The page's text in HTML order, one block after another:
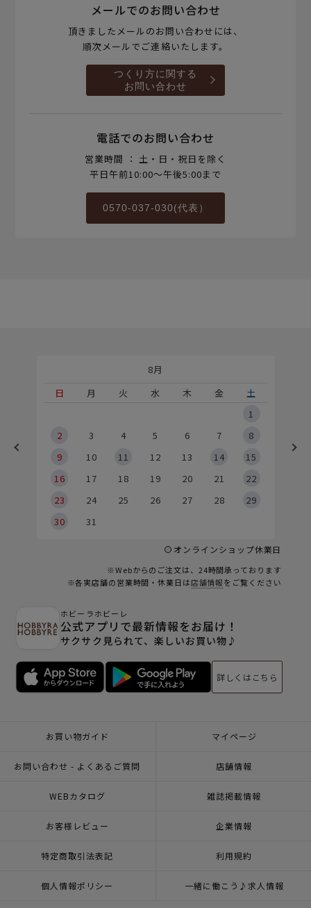
メールでのお問い合わせ
頂きましたメールのお問い合わせには、
順次メールでご連絡いたします。
つくり方に関する
お問い合わせ
電話でのお問い合わせ
営業時間 ： 土・日・祝日を除く
平日午前10:00～午後5:00まで
0570-037-030(代表）
8月
日
月 火 水 木 金
土
1
2
3 4 5 6 7
8
9
10 11 12 13 14
15
16
17 18 19 20 21
22
23
24 25 26 27 28
29
30
31
オンラインショップ休業日
※Webからのご注文は、24時間承っております
※各実店舗の営業時間・休業日は店舗情報をご覧ください
ホビーラホビーレ
公式アプリで最新情報をお届け！
サクサク見られて、楽しいお買い物♪
詳しくはこちら
お買い物ガイド マイページ
お問い合わせ - よくあるご質問 店舗情報
WEBカタログ 雑誌掲載情報
お客様レビュー 企業情報
特定商取引法表記 利用規約
個人情報ポリシー 一緒に働こう♪求人情報